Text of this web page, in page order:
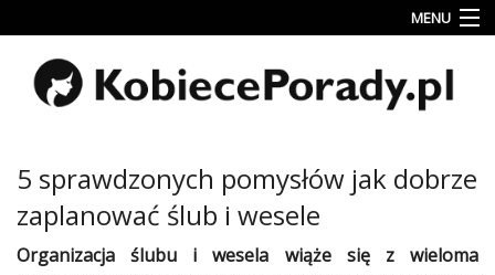
MENU
Uroda
Miłość
Rodzina
&
Dziecko
5 sprawdzonych pomysłów jak dobrze
zaplanować ślub i wesele
Organizacjaślubu iwesela wiąże się z wieloma